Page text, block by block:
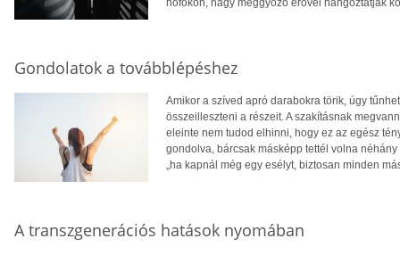
hőfokon, nagy meggyőző erővel hangoztatják
Gondolatok a továbblépéshez
Amikor a szíved apró darabokra törik, úgy
összeilleszteni a részeit. A szakításnak
eleinte nem tudod elhinni, hogy ez az egész
gondolva, bárcsak másképp tettél volna
„ha kapnál még egy esélyt, biztosan minden
A transzgenerációs hatások nyomában